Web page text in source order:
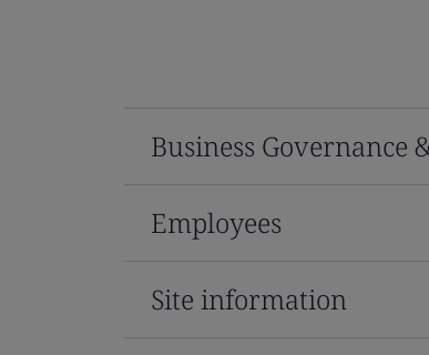
Business Governance
Employees
Site information